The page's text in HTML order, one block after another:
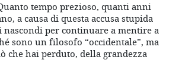
tempo prezioso, quanti anni
a causa di questa accusa stupida
per continuare a mentire a
sono un filosofo “occidentale”, ma
che hai perduto, della grandezza